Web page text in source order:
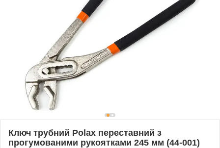
Ключ трубний Polax переставний з
прогумованими рукоятками 245 мм (44-001)